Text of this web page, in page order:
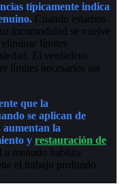
típicamente indica
Cuando estamos
incomodidad se vuelve
eliminar límites
El verdadero
límites necesarios sin
que la
se aplican de
aumentan la
y restauración de
a menudo habilita
el trabajo profundo